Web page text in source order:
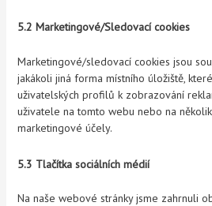
5.2 Marketingové/Sledovací cookies
Marketingové/sledovací cookies jsou
jakákoli jiná forma místního úložiště,
uživatelských profilů k zobrazování
uživatele na tomto webu nebo na
marketingové účely.
5.3 Tlačítka sociálních médií
Na naše webové stránky jsme zahrnuli